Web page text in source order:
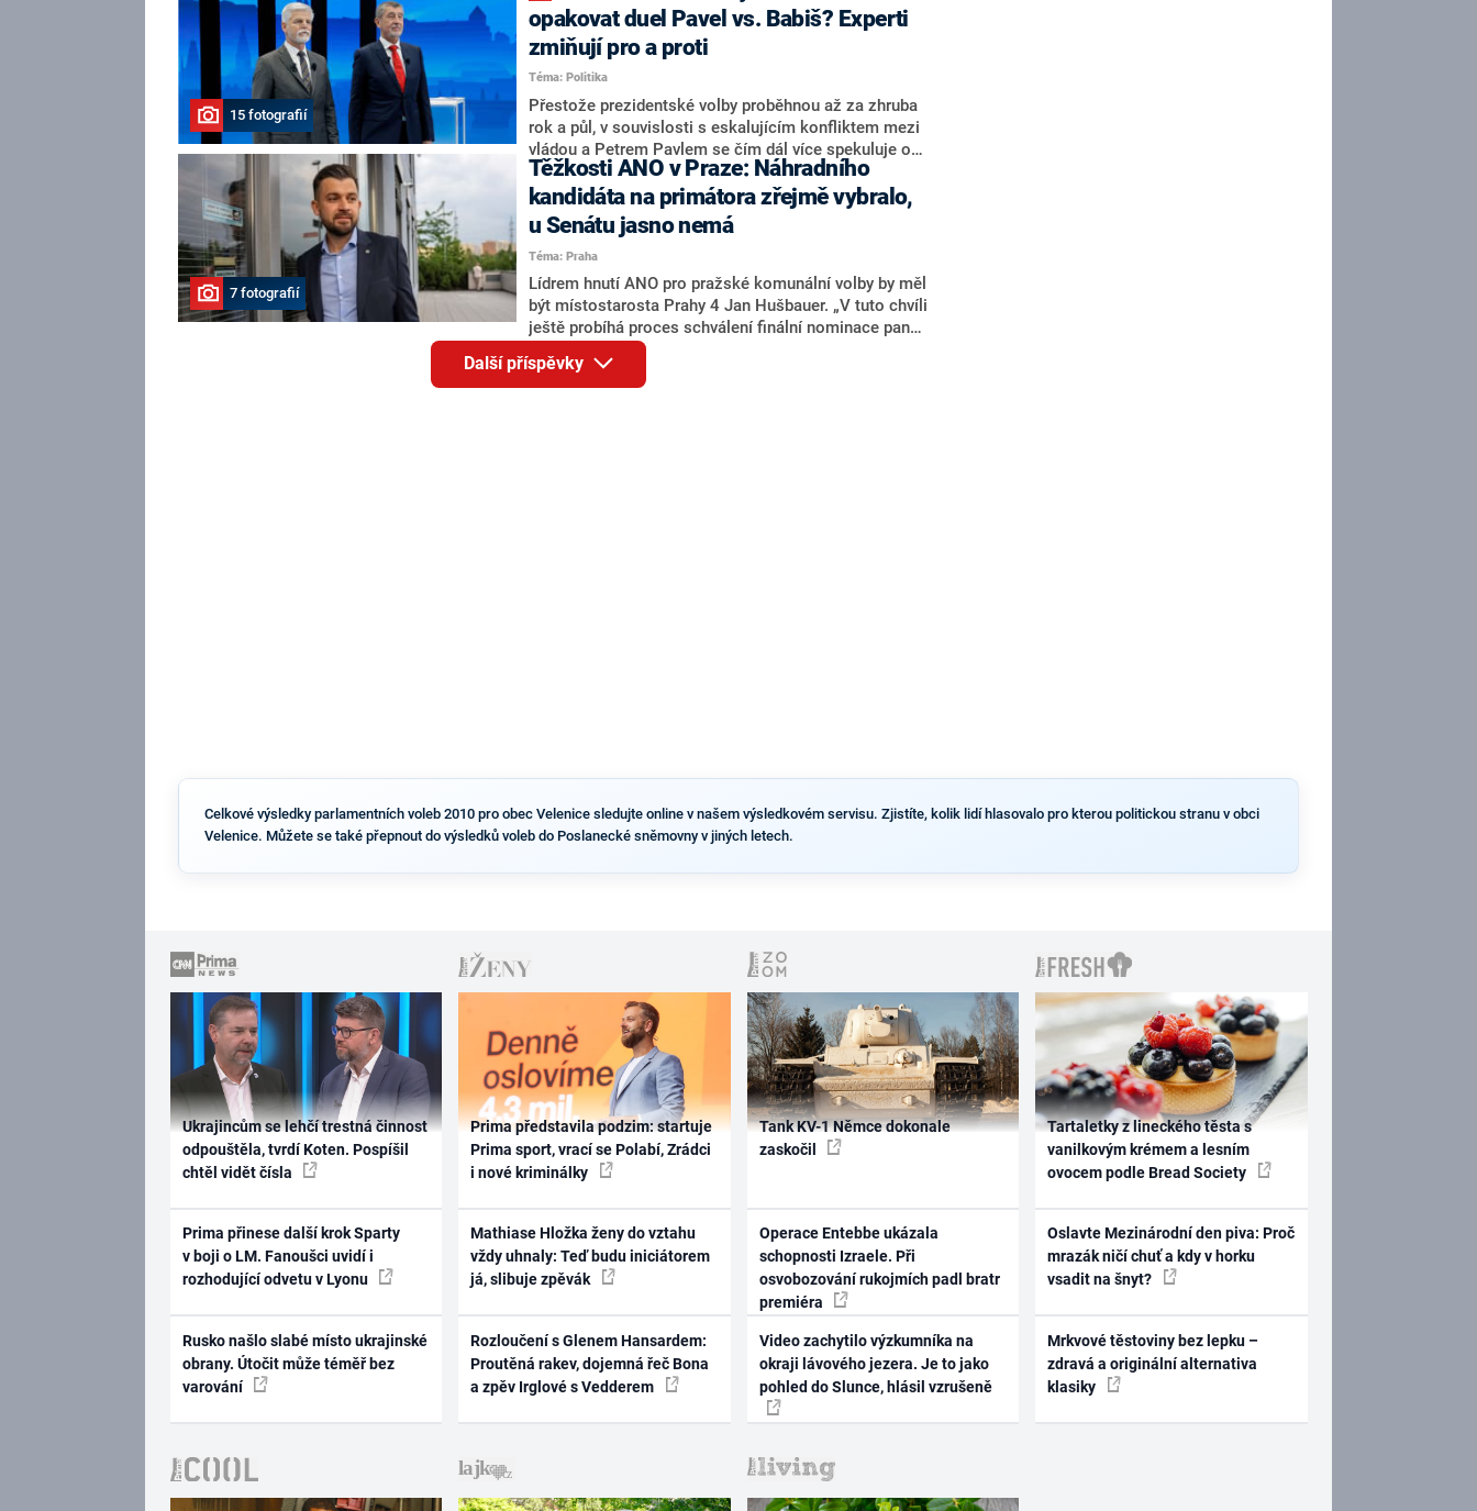
rozhovoru pro CNN Prima NEWS si nebrala servítky
ohledně politického výkonu svého nástupce Jeronýma
Tejce (za ANO) či vládní zmocněnkyně pro lidská
práva Taťány Malé (ANO). Označením „svoloč“ na
adresu vlády prý byla ještě hodná. Decroix se také
vrátila k volební porážce koalice Spolu či promluvila o
hnutí Naše Česko Martina Kuby.
15 fotografií
opakovat duel Pavel vs. Babiš? Experti
zmiňují pro a proti
Téma: Politika
Přestože prezidentské volby proběhnou až za zhruba
rok a půl, v souvislosti s eskalujícím konfliktem mezi
vládou a Petrem Pavlem se čím dál více spekuluje o
tom, koho by do bitvy o Hrad mohla vyslat současná
koalice. Někteří političtí komentátoři znovu vytahují
jméno premiéra Andreje Babiše (ANO). Jak moc je
pravděpodobné, že se v prezidentských volbách 2028
bude znovu opakovat souboj z roku 2023?
7 fotografií
Těžkosti ANO v Praze: Náhradního
kandidáta na primátora zřejmě vybralo,
u Senátu jasno nemá
Téma: Praha
Lídrem hnutí ANO pro pražské komunální volby by měl
být místostarosta Prahy 4 Jan Hušbauer. „V tuto chvíli
ještě probíhá proces schválení finální nominace pana
Jana Hušbauera Výborem hnutí ANO,“ uvedl pro
redakci místopředseda pražského ANO Martin
Benkovič. O Hušbauerovi se spekulovalo jako o
Další příspěvky
Celkové výsledky parlamentních voleb 2010 pro obec Velenice sledujte online v našem výsledkovém servisu. Zjistíte, kolik lidí hlasovalo pro kterou politickou stranu v obci
Velenice. Můžete se také přepnout do výsledků voleb do Poslanecké sněmovny v jiných letech.
Ukrajincům se lehčí trestná činnost
odpouštěla, tvrdí Koten. Pospíšil
chtěl vidět čísla
Prima přinese další krok Sparty
v boji o LM. Fanoušci uvidí i
rozhodující odvetu v Lyonu
Rusko našlo slabé místo ukrajinské
obrany. Útočit může téměř bez
varování
Prima představila podzim: startuje
Prima sport, vrací se Polabí, Zrádci
i nové kriminálky
Mathiase Hložka ženy do vztahu
vždy uhnaly: Teď budu iniciátorem
já, slibuje zpěvák
Rozloučení s Glenem Hansardem:
Proutěná rakev, dojemná řeč Bona
a zpěv Irglové s Vedderem
Tank KV-1 Němce dokonale
zaskočil
Operace Entebbe ukázala
schopnosti Izraele. Při
osvobozování rukojmích padl bratr
premiéra
Video zachytilo výzkumníka na
okraji lávového jezera. Je to jako
pohled do Slunce, hlásil vzrušeně
Tartaletky z lineckého těsta s
vanilkovým krémem a lesním
ovocem podle Bread Society
Oslavte Mezinárodní den piva: Proč
mrazák ničí chuť a kdy v horku
vsadit na šnyt?
Mrkvové těstoviny bez lepku –
zdravá a originální alternativa
klasiky